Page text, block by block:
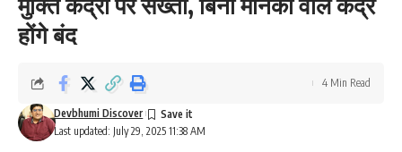
होंगे बंद
Last updated: July 29, 2025 11:38 AM
Devbhumi Discover
4 Min Read